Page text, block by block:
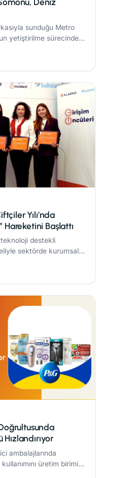
Deniz
sunduğu Metro
yetiştirilme sürecinde
Yılı’nda
Hareketini Başlattı
teknoloji destekli
sektörde kurumsal
Gücü” hareketi
ambalajlarında
üretim birimi